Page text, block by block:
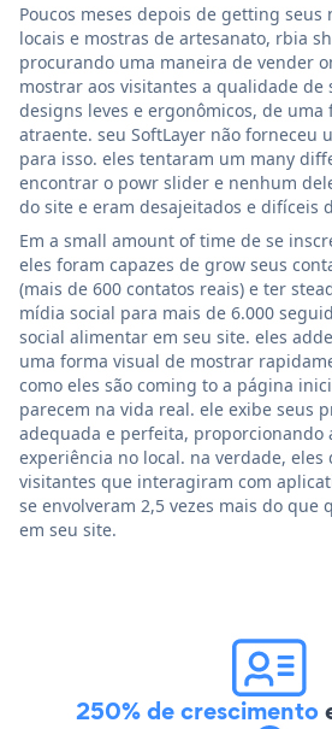
Poucos meses depois de getting seus
locais e mostras de artesanato, rbia
procurando uma maneira de vender
mostrar aos visitantes a qualidade de
designs leves e ergonômicos, de
atraente. seu SoftLayer não forneceu
para isso. eles tentaram um many
encontrar o powr slider e nenhum
do site e eram desajeitados e difíceis
Em a small amount of time de se
eles foram capazes de grow seus
(mais de 600 contatos reais) e ter
mídia social para mais de 6.000
social alimentar em seu site. eles
uma forma visual de mostrar
como eles são coming to a página
parecem na vida real. ele exibe seus
adequada e perfeita, proporcionando
experiência no local. na verdade, eles
visitantes que interagiram com
se envolveram 2,5 vezes mais do que
em seu site.
250% de crescimento